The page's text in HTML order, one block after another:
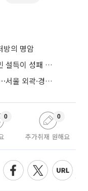
방의 명암
정부 공급카드 임박…서울시 협의·주민 설득이 성패 가른다
강남·서초 아파트값 오름폭 보합 근접⋯서울 외곽·경기 남부 중심 매수세
0
추가취재 원해요
0